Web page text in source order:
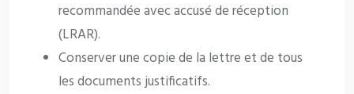
recommandée avec accusé de réception
(LRAR).
Conserver une copie de la lettre et de tous
les documents justificatifs.